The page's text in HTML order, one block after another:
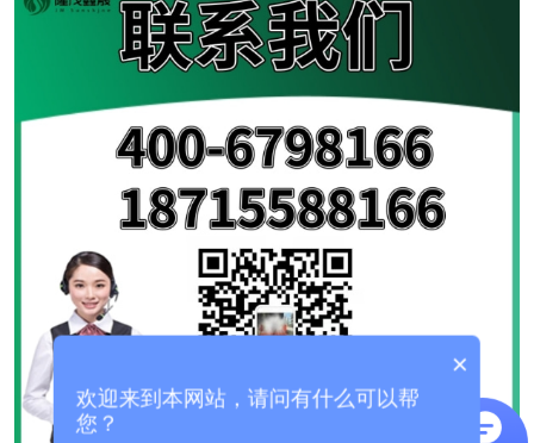
×
欢迎来到本网站，请问有什么可以帮
您？